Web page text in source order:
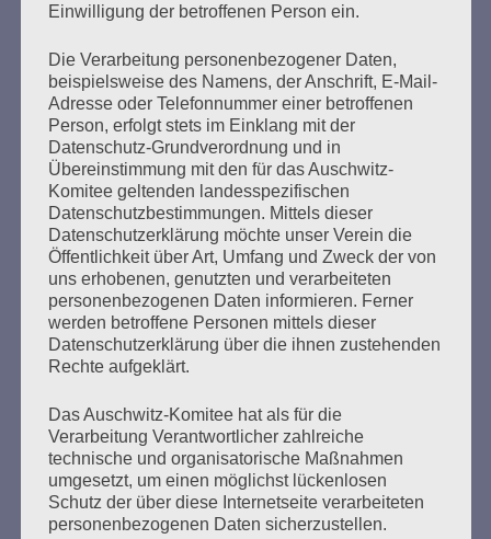
Seitennummerierung
der
Beiträge
Zurück 4 Weiter
"Erinnern heißt handeln" bedeutet für mich, für uns,
heute aktiv zu sein, uns mit den Verhältnissen
auseinanderzusetzen, bevor es wieder zu spät ist
für eine Gegenwehr gegen rechts.
Esther Bejarano - 3. Januar 2019
Einwilligung der betroffenen Person ein.
Die Verarbeitung personenbezogener Daten,
beispielsweise des Namens, der Anschrift, E-Mail-
Adresse oder Telefonnummer einer betroffenen
Person, erfolgt stets im Einklang mit der
Datenschutz-Grundverordnung und in
Übereinstimmung mit den für das Auschwitz-
Komitee geltenden landesspezifischen
Datenschutzbestimmungen. Mittels dieser
Datenschutzerklärung möchte unser Verein die
Öffentlichkeit über Art, Umfang und Zweck der von
uns erhobenen, genutzten und verarbeiteten
personenbezogenen Daten informieren. Ferner
werden betroffene Personen mittels dieser
Datenschutzerklärung über die ihnen zustehenden
Rechte aufgeklärt.
Das Auschwitz-Komitee hat als für die
Verarbeitung Verantwortlicher zahlreiche
technische und organisatorische Maßnahmen
umgesetzt, um einen möglichst lückenlosen
Schutz der über diese Internetseite verarbeiteten
personenbezogenen Daten sicherzustellen.